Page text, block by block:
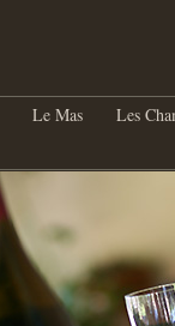
Le Mas Les